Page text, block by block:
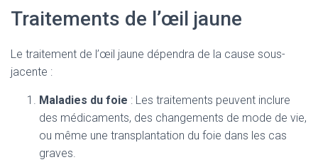
Traitements de l’œil jaune
Le traitement de l’œil jaune dépendra de la cause sous-
jacente :
Maladies du foie : Les traitements peuvent inclure
des médicaments, des changements de mode de vie,
ou même une transplantation du foie dans les cas
graves.